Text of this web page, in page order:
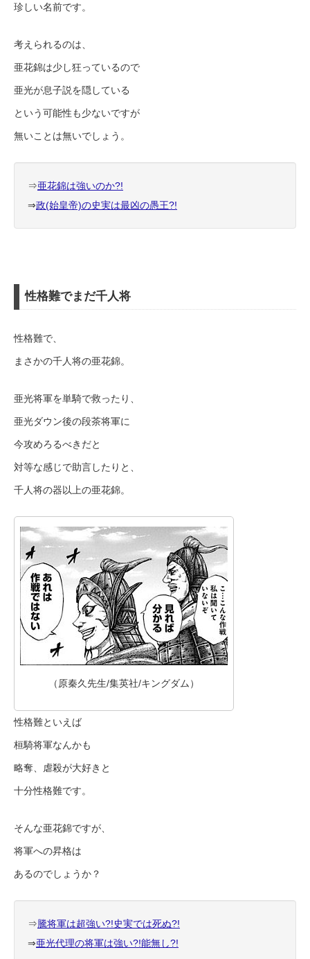
珍しい名前です。
考えられるのは、
亜花錦は少し狂っているので
亜光が息子説を隠している
という可能性も少ないですが
無いことは無いでしょう。
⇒亜花錦は強いのか?!
⇒政(始皇帝)の史実は最凶の愚王?!
性格難でまだ千人将
性格難で、
まさかの千人将の亜花錦。
亜光将軍を単騎で救ったり、
亜光ダウン後の段茶将軍に
今攻めろるべきだと
対等な感じで助言したりと、
千人将の器以上の亜花錦。
（原秦久先生/集英社/キングダム）
性格難といえば
桓騎将軍なんかも
略奪、虐殺が大好きと
十分性格難です。
そんな亜花錦ですが、
将軍への昇格は
あるのでしょうか？
⇒騰将軍は超強い?!史実では死ぬ?!
⇒亜光代理の将軍は強い?!能無し?!